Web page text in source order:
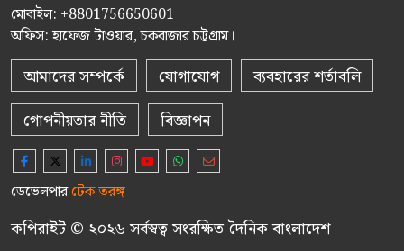
মোবাইল: +8801756650601
অফিস: হাফেজ টাওয়ার, চকবাজার চট্টগ্রাম।
আমাদের সম্পর্কে যোগাযোগ
ব্যবহারের শর্তাবলি
গোপনীয়তার নীতি
বিজ্ঞাপন
ডেভেলপারটেক তরঙ্গ
কপিরাইট © ২০২৬ সর্বস্বত্ব সংরক্ষিত দৈনিক বাংলাদেশ